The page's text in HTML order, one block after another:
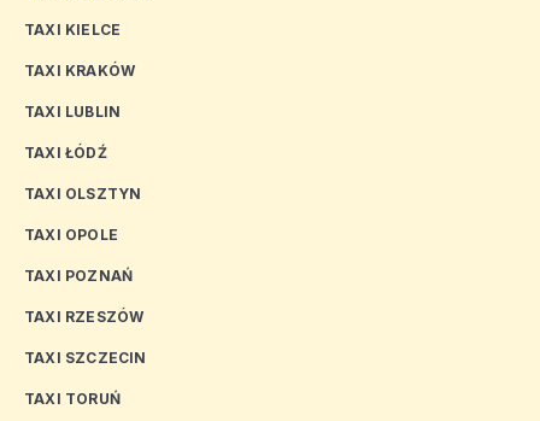
TAXI KIELCE
TAXI KRAKÓW
TAXI LUBLIN
TAXI ŁÓDŹ
TAXI OLSZTYN
TAXI OPOLE
TAXI POZNAŃ
TAXI RZESZÓW
TAXI SZCZECIN
TAXI TORUŃ